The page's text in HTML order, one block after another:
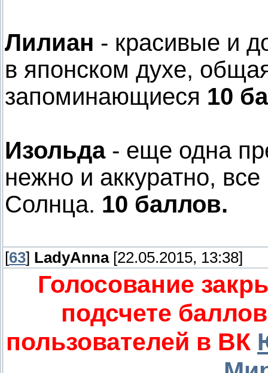
Лилиан - красивые и
в японском духе,
запоминающиеся 10
Изольда - еще одна
нежно и аккуратно,
Солнца. 10 баллов.
[63] LadyAnna[22.05.2015, 13:38]
Голосование
подсчете
пользователей в ВК